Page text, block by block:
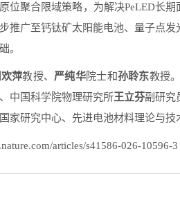
位聚合限域策略，为解决PeLED长
推广至钙钛矿太阳能电池、量子点
。
欢萍教授、 严纯华院士和孙聆东教授
中国科学院物理研究所王立芬副研究
家研究中心、先进电池材料理论与技
articles/s41586-026-10596-3